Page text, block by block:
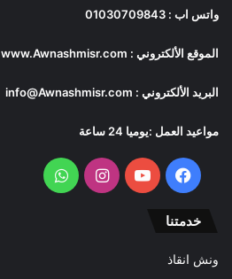
واتس اب : 01030709843
الموقع الألكتروني : www.Awnashmisr.com
البريد الألكتروني : info@Awnashmisr.com
مواعيد العمل :يوميا 24 ساعة
فيسبوكيوتيوب انستقرامواتساب
خدمتنا
ونش انقاذ